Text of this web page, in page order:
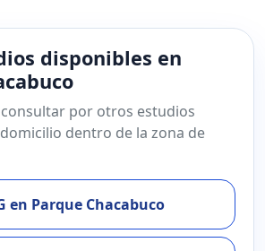
disponibles en
por otros estudios
dentro de la zona de
en Parque Chacabuco